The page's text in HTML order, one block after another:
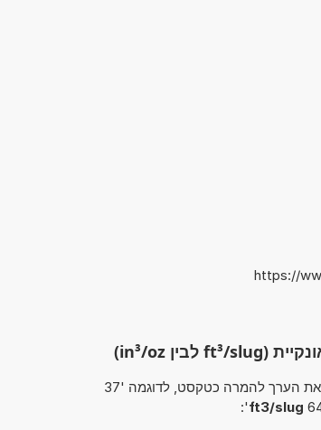
https://
הערך להמרה כטקסט, לדוגמה '37
ft3/slug
':